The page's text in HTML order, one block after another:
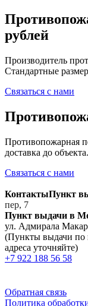
рублей
Производитель
Стандартные
Связаться с нами
Противопожарная
доставка до
Связаться с нами
КонтактыПункт
пер, 7
Пункт выдачи в
ул. Адмирала
(Пункты выдачи по
адреса уточняйте)
+7 922 188 56 58
Обратная связь
Политика